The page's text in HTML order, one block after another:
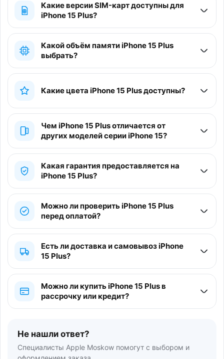
Какие версии SIM-карт доступны для
iPhone 15 Plus?
Какой объём памяти iPhone 15 Plus
выбрать?
Какие цвета iPhone 15 Plus доступны?
Чем iPhone 15 Plus отличается от
других моделей серии iPhone 15?
Какая гарантия предоставляется на
iPhone 15 Plus?
Можно ли проверить iPhone 15 Plus
перед оплатой?
Есть ли доставка и самовывоз iPhone
15 Plus?
Можно ли купить iPhone 15 Plus в
рассрочку или кредит?
Не нашли ответ?
Специалисты Apple Moskow помогут с выбором и